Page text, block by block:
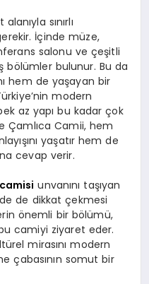
sınırlı
İçinde müze,
salonu ve çeşitli
bölümler bulunur. Bu da
hem de yaşayan bir
modern
az yapı bu kadar çok
Çamlıca Camii, hem
yaşatır hem de
cevap verir.
unvanını taşıyan
de dikkat çekmesi
önemli bir bölümü,
camiyi ziyaret eder.
mirasını modern
çabasının somut bir